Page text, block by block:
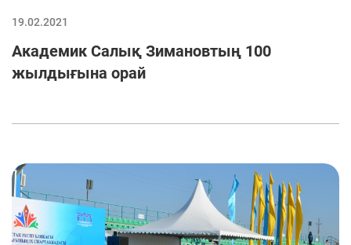
19.02.2021
Академик Салық Зимановтың 100
жылдығына орай